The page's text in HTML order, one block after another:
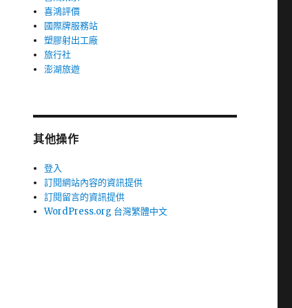
喜鴻評價
國際牌服務站
塑膠射出工廠
旅行社
澎湖旅遊
其他操作
登入
訂閱網站內容的資訊提供
訂閱留言的資訊提供
WordPress.org 台灣繁體中文